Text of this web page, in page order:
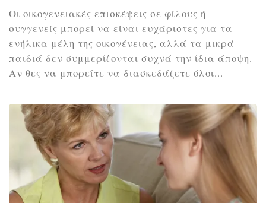
Οι οικογενειακές επισκέψεις σε φίλους ή
συγγενείς μπορεί να είναι ευχάριστες για τα
ενήλικα μέλη της οικογένειας, αλλά τα μικρά
παιδιά δεν συμμερίζονται συχνά την ίδια άποψη.
Αν θες να μπορείτε να διασκεδάζετε όλοι...